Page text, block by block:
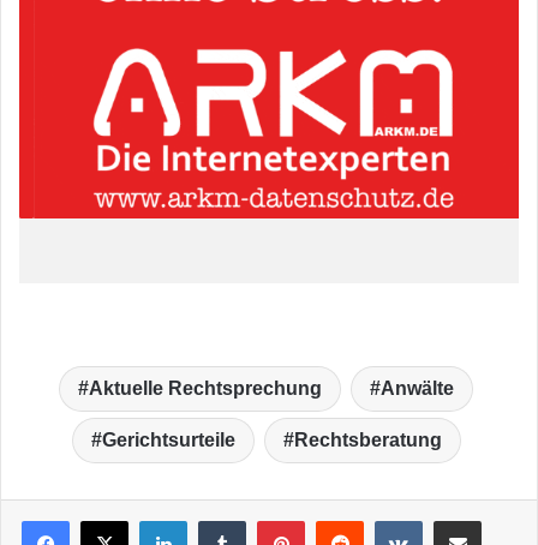
Aktuelle Rechtsprechung Anwälte
Gerichtsurteile Rechtsberatung
LinkedIn VKontakte